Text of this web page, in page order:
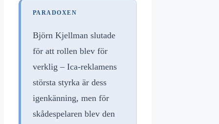
PARADOXEN
Björn Kjellman slutade
för att rollen blev för
verklig – Ica-reklamens
största styrka är dess
igenkänning, men för
skådespelaren blev den